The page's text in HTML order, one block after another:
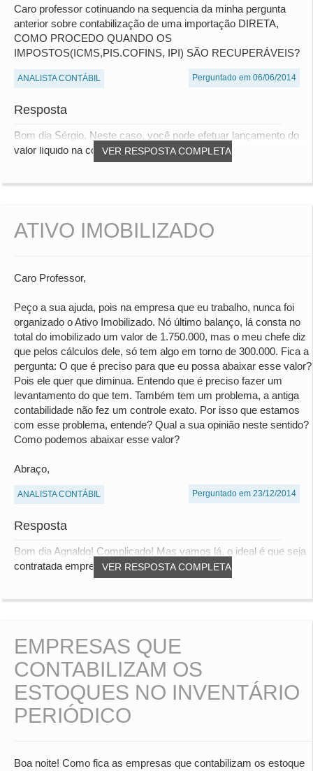
Caro professor cotinuando na sequencia da minha pergunta
anterior sobre contabilização de uma importação DIRETA,
COMO PROCEDO QUANDO OS
IMPOSTOS(ICMS,PIS.COFINS, IPI) SÃO RECUPERÁVEIS?
ANALISTA CONTÁBIL Perguntado em 06/06/2014
Resposta
VER RESPOSTA COMPLETA
Bom dia Sérgio, Neste caso, você pode efetuar lançamento do
valor líquido na conta de estoque, em c...
ATIVO IMOBILIZADO
Caro Professor,
Peço a sua ajuda, pois na empresa que eu trabalho, nunca foi
organizado o Ativo Imobilizado. Nó último balanço, lá consta no
total do imobilizado um valor de 1.750.000, mas o meu chefe diz
que pelos cálculos dele, só tem algo em torno de 300.000. Fica a
pergunta: O que é preciso para que eu possa abaixar esse valor?
Pois ele quer que diminua. Entendo que é preciso fazer um
levantamento do que tem. Também tem um problema, a antiga
contabilidade não fez um controle exato. Por isso que estamos
com esse problema, entende? Qual a sua opinião neste sentido?
Como podemos abaixar esse valor?
Abraço,
ANALISTA CONTÁBIL Perguntado em 23/12/2014
Resposta
VER RESPOSTA COMPLETA
Bom dia Agnaldo! Complicado! Mas vamos lá, o ideal é que seja
contratada empresa especializada de to...
EMPRESAS QUE
CONTABILIZAM OS
ESTOQUES NO INVENTÁRIO
PERIÓDICO
Boa noite! Como fica as empresas que contabilizam os estoque